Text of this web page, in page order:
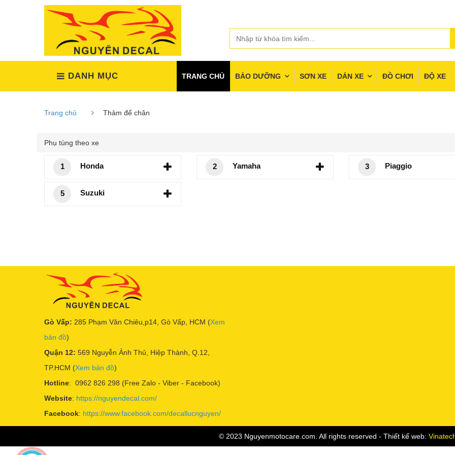
DANH MỤC TRANG CHỦ BẢO DƯỠNG SƠN XE DÁN XE ĐỒ CHƠI ĐỘ XE
Trang chủ Thảm để chân
Phụ tùng theo xe
1 Honda 2 Yamaha 3 Piaggio
5 Suzuki
Gò Vấp: 285 Phạm Văn Chiêu,p14, Gò Vấp, HCM (Xem
bản đồ)
Quận 12: 569 Nguyễn Ảnh Thủ, Hiệp Thành, Q.12,
TP.HCM (Xem bản đồ)
Hotline: 0962 826 298 (Free Zalo - Viber - Facebook)
Website: https://nguyendecal.com/
Facebook: https://www.facebook.com/decallucnguyen/
© 2023 Nguyenmotocare.com. All rights reserved - Thiết kế web: